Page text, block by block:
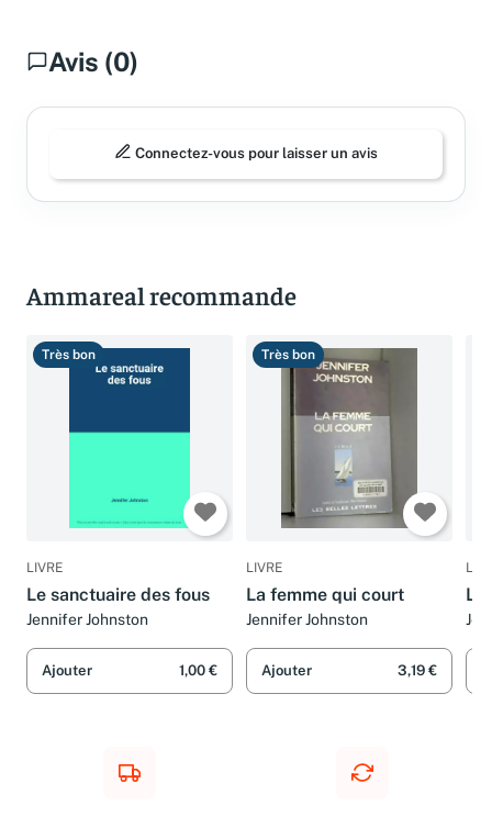
Avis (0)
Connectez-vous pour laisser un avis
Ammareal recommande
Très bon
LIVRE
Le sanctuaire des fous
Jennifer Johnston
Ajouter 1,00 €
Très bon
LIVRE
La femme qui court
Jennifer Johnston
Ajouter 3,19 €